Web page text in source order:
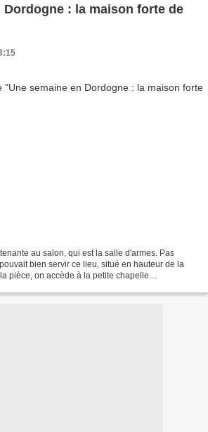
Dordogne : la maison forte de
au salon, qui est la salle d'armes. Pas
bien servir ce lieu, situé en hauteur de la
pièce, on accède à la petite chapelle